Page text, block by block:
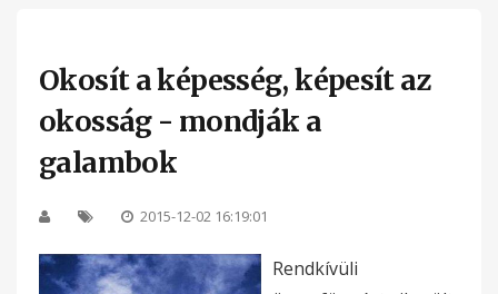
Okosít a képesség, képesít az
okosság - mondják a
galambok
2015-12-02 16:19:01
Rendkívüli